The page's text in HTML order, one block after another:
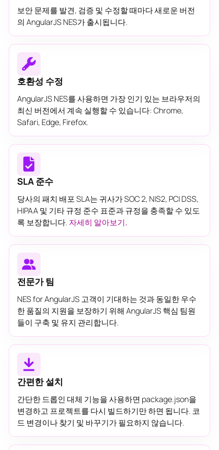
보안 문제를 발견, 검증 및 수정할 때마다 새로운 버전
의 AngularJS NES가 출시됩니다.
호환성 수정
AngularJS NES를 사용하면 가장 인기 있는 브라우저의
최신 버전에서 계속 실행할 수 있습니다: Chrome,
Safari, Edge, Firefox.
SLA 준수
당사의 패치 배포 SLA는 귀사가 SOC 2, NIS2, PCI DSS,
HIPAA 및 기타 규정 준수 표준과 규정을 충족할 수 있도
록 보장합니다. 자세히 알아보기.
전문가 팀
NES for AngularJS 고객이 기대하는 것과 동일한 우수
한 품질의 지원을 보장하기 위해 AngularJS 핵심 팀원
들이 구축 및 유지 관리합니다.
간편한 설치
간단한 드롭인 대체 기능을 사용하면 package.json을
변경하고 프로젝트를 다시 빌드하기만 하면 됩니다. 코
드 변경이나 찾기 및 바꾸기가 필요하지 않습니다.